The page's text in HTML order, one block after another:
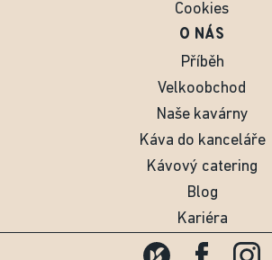
Cookies
O NÁS
Příběh
Velkoobchod
Naše kavárny
Káva do kanceláře
Kávový catering
Blog
Kariéra